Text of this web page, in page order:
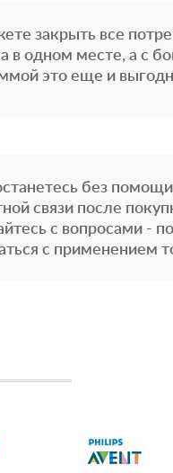
закрыть все
в одном месте, а с
это еще и
без
связи после
с вопросами -
с применением